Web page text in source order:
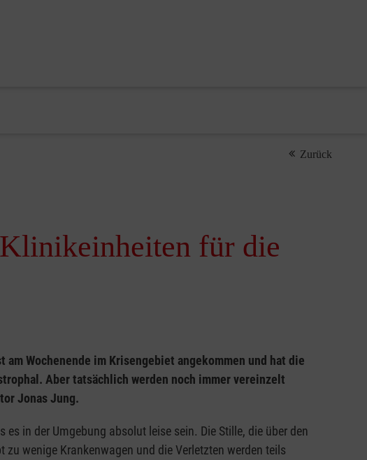
Zurück
für die
Wochenende im Krisengebiet angekommen und hat die
Aber tatsächlich werden noch immer vereinzelt
Jonas Jung.
es in der Umgebung absolut leise sein. Die Stille, die über den
wenige Krankenwagen und die Verletzten werden teils